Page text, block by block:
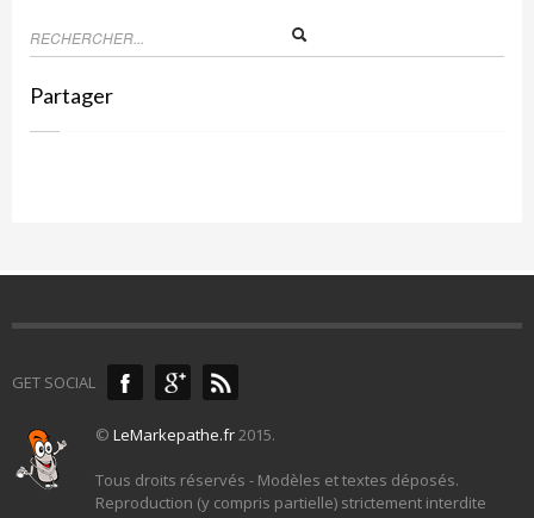
Partager
GET SOCIAL
© LeMarkepathe.fr 2015.
Tous droits réservés - Modèles et textes déposés.
Reproduction (y compris partielle) strictement interdite